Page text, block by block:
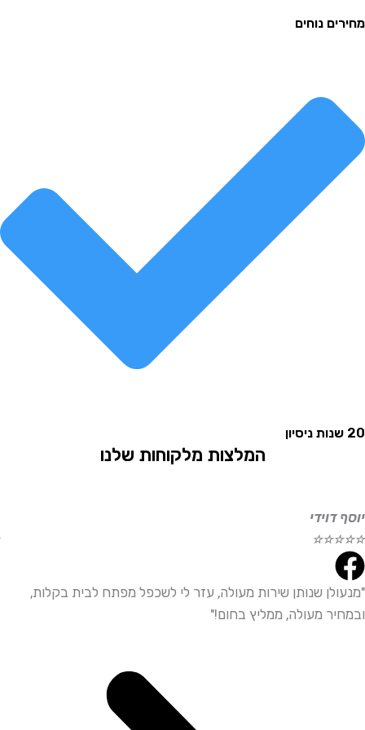
נוחים
המלצות מלקוחות שלנו
☆
☆
שנותן שירות מעולה, עזר לי לשכפל מפתח לבית בקלות,
מעולה, ממליץ בחום!"